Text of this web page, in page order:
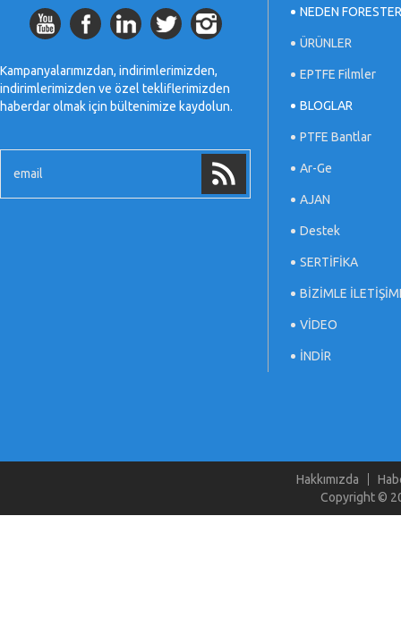
Kampanyalarımızdan, indirimlerimizden,
indirimlerimizden ve özel tekliflerimizden
haberdar olmak için bültenimize kaydolun.
NEDEN
ÜRÜNLER
EPTFE Filmler
BLOGLAR
PTFE Bantlar
Ar-Ge
AJAN
Destek
SERTİFİKA
BİZİMLE
VİDEO
İNDİR
Hakkımızda
Copyright ©